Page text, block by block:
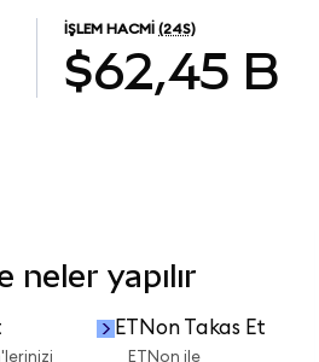
İŞLEM HACMI (24S)
$62,45 B
yapılır
ETNon Takas Et
ETNon ile